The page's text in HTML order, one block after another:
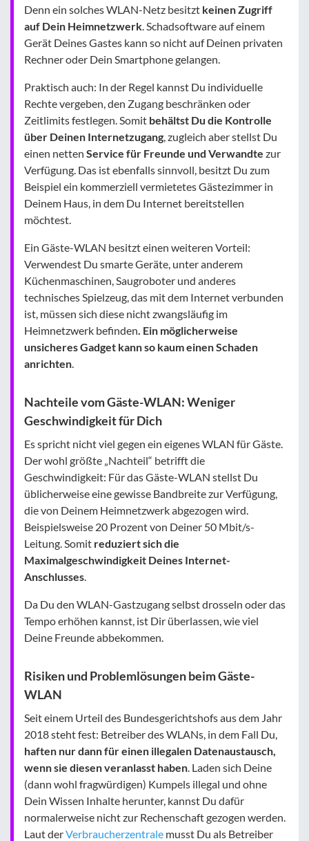
Denn ein solches WLAN-Netz besitzt keinen Zugriff
auf Dein Heimnetzwerk . Schadsoftware auf einem
Gerät Deines Gastes kann so nicht auf Deinen privaten
Rechner oder Dein Smartphone gelangen.
Praktisch auch: In der Regel kannst Du individuelle
Rechte vergeben, den Zugang beschränken oder
Zeitlimits festlegen. Somit behältst Du die Kontrolle
über Deinen Internetzugang , zugleich aber stellst Du
einen netten Service für Freunde und Verwandte zur
Verfügung. Das ist ebenfalls sinnvoll, besitzt Du zum
Beispiel ein kommerziell vermietetes Gästezimmer in
Deinem Haus, in dem Du Internet bereitstellen
möchtest.
Ein Gäste-WLAN besitzt einen weiteren Vorteil:
Verwendest Du smarte Geräte, unter anderem
Küchenmaschinen, Saugroboter und anderes
technisches Spielzeug, das mit dem Internet verbunden
ist, müssen sich diese nicht zwangsläufig im
Heimnetzwerk befinden . Ein möglicherweise
unsicheres Gadget kann so kaum einen Schaden
anrichten
Nachteile vom Gäste-WLAN: Weniger
Geschwindigkeit für Dich
Es spricht nicht viel gegen ein eigenes WLAN für Gäste.
Der wohl größte „Nachteil“ betrifft die
Geschwindigkeit: Für das Gäste-WLAN stellst Du
üblicherweise eine gewisse Bandbreite zur Verfügung,
die von Deinem Heimnetzwerk abgezogen wird.
Beispielsweise 20 Prozent von Deiner 50 Mbit/s-
Leitung. Somit reduziert sich die
Maximalgeschwindigkeit Deines Internet-
Anschlusses
Da Du den WLAN-Gastzugang selbst drosseln oder das
Tempo erhöhen kannst, ist Dir überlassen, wie viel
Deine Freunde abbekommen.
Risiken und Problemlösungen beim Gäste-
WLAN
Seit einem Urteil des Bundesgerichtshofs aus dem Jahr
2018 steht fest: Betreiber des WLANs, in dem Fall Du,
haften nur dann für einen illegalen Datenaustausch,
wenn sie diesen veranlasst haben . Laden sich Deine
(dann wohl fragwürdigen) Kumpels illegal und ohne
Dein Wissen Inhalte herunter, kannst Du dafür
normalerweise nicht zur Rechenschaft gezogen werden.
Laut derVerbraucherzentrale musst Du als Betreiber